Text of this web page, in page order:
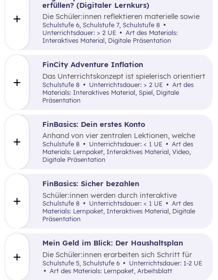
erfüllen? (Digitaler Lernkurs)
Die Schüler:innen reflektieren materielle sowie
immaterielle Bedürfnisse im Kontext von
Jugendbankkonten und analysieren dabei
verschiedene Jugendsparangebote in Form
Schulstufe 6, Schulstufe 7, Schulstufe 8
Unterrichtsdauer: > 2 UE
Art des Materials:
Interaktives Material, Digitale Präsentation
FinCity Adventure Inflation
Das Unterrichtskonzept ist spielerisch orientiert
und vermittelt den Schüler:innen wichtiges
Grundlagenwissen zur Inflation und wie sich
diese im alltäglichen Leben zeigt.
Schulstufe 8 Unterrichtsdauer: > 2 UE
Materials: Interaktives Material, Spiel, Digitale
Präsentation
unterschiedliche externe Zwänge sowie Vor-
und Nachteile von Werbungen erarbeitet.
FinBasics: Dein erstes Konto
Anhand von vier zentralen Lektionen, welche
interaktive Elemente nutzen, werden den
Schüler:innen wesentliche Inhalte zu den
unterschiedlichen Funktionen und dem Nutzen
Schulstufe 8 Unterrichtsdauer: < 1 UE
Materials: Lernpaket, Interaktives Material, Video,
Digitale Präsentation
FinBasics: Sicher bezahlen
Schüler:innen werden durch interaktive
Alltagsszenarien mit unterschiedlichen
Zahlungsmöglichkeiten und den damit
verbundenen Fragen von (finanzieller)
gemacht.
Schulstufe 8 Unterrichtsdauer: < 1 UE
Art des
Materials: Lernpaket, Interaktives Material, Digitale
Präsentation
Mein Geld im Blick: Der Haushaltsplan
Die Schüler:innen erarbeiten sich Schritt für
Schritt mittels lebensnaher Beispiele ein
Grundverständnis für einen Haushaltsplan.
Schulstufe 5, Schulstufe 6
Unterrichtsdauer: 1-2 UE
Art des Materials: Lernpaket, Arbeitsblatt